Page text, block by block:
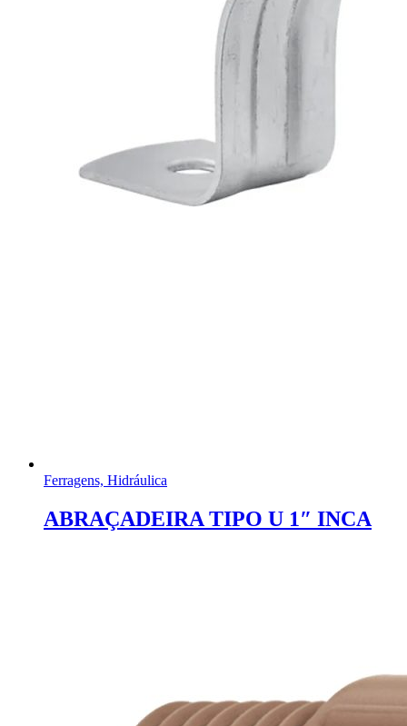
Ferragens, Hidráulica
ABRAÇADEIRA TIPO U 1″ INCA